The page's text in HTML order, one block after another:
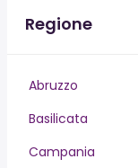
Regione
Abruzzo
Basilicata
Campania